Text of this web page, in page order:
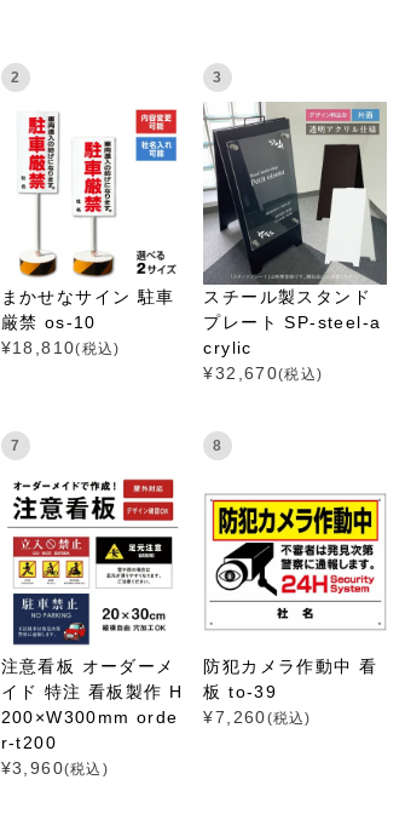
2
まかせなサイン 駐車
厳禁 os-10
¥18,810(税込)
3
スチール製スタンド
プレート SP-steel-a
crylic
¥32,670(税込)
7
注意看板 オーダーメ
イド 特注 看板製作 H
200×W300mm orde
r-t200
¥3,960(税込)
8
防犯カメラ作動中 看
板 to-39
¥7,260(税込)